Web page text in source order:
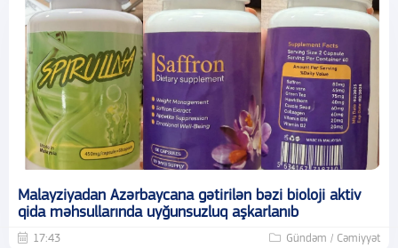
Malayziyadan Azərbaycana gətirilən bəzi bioloji aktiv
qida məhsullarında uyğunsuzluq aşkarlanıb
17:43 Gündəm / Cəmiyyət